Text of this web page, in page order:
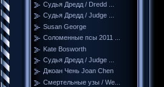
Судья Дредд / Dredd ...
Судья Дредд / Judge ...
Susan George
Соломенные псы 2011 ...
Kate Bosworth
Судья Дредд / Judge ...
Джоан Чень Joan Chen
Смертельные узы / We...